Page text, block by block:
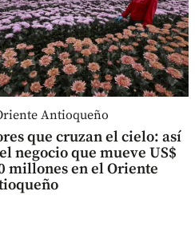
Antioqueño
que cruzan el cielo: así
negocio que mueve US$
millones en el Oriente